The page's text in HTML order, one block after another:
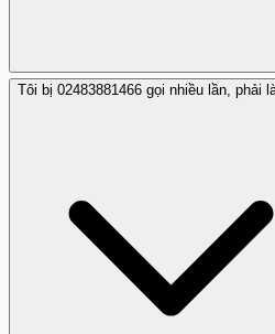
Theo nhận xét cộng đồng,
hình. Nên chặn số để tránh bị
Tôi bị 02483881466 gọi nhiều lần, phải